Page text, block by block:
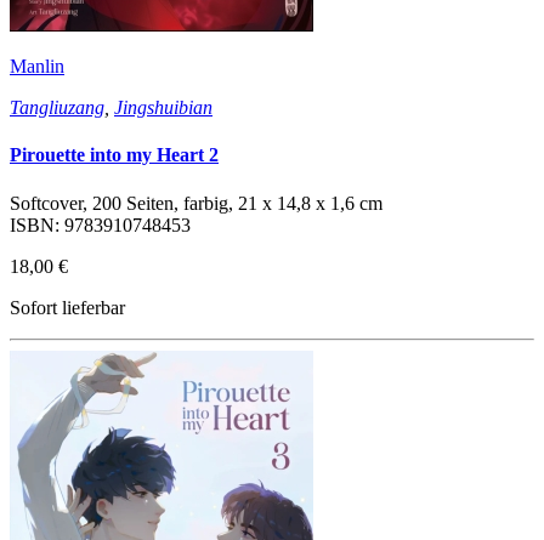
Manlin
Tangliuzang Jingshuibian
Pirouette into my Heart 2
Softcover, 200 Seiten, farbig, 21 x 14,8 x 1,6 cm
ISBN: 9783910748453
18,00 €
Sofort lieferbar